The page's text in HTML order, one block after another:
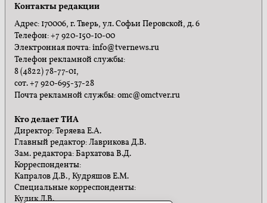
Контакты редакции
Адрес: 170006, г. Тверь, ул. Софьи Перовской, д. 6
Телефон: +7 920-150-10-00
Электронная почта: info@tvernews.ru
Телефон рекламной службы:
8 (4822) 78-77-01,
сот. +7 920-695-37-28
Почта рекламной службы: omc@omctver.ru
Кто делает ТИА
Директор: Теряева Е.А.
Главный редактор: Лаврикова Д.В.
Зам. редактора: Бархатова В.Д.
Корреспонденты:
Капралов Д.В., Кудряшов Е.М.
Специальные корреспонденты:
Кулик Л.В.